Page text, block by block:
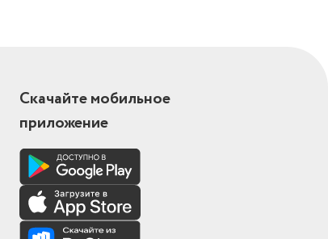
Скачайте мобильное
приложение